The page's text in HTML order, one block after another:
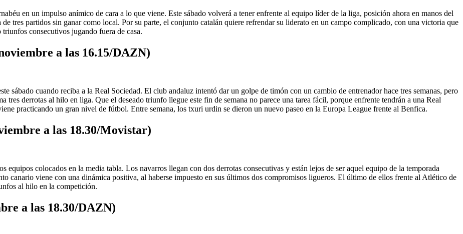
en un impulso anímico de cara a lo que viene. Este sábado volverá a tener enfrente al equipo líder de la liga, posición ahora en manos del
tres partidos sin ganar como local. Por su parte, el conjunto catalán quiere refrendar su liderato en un campo complicado, con una victoria que
consecutivos jugando fuera de casa.
a las 16.15/DAZN)
sábado cuando reciba a la Real Sociedad. El club andaluz intentó dar un golpe de timón con un cambio de entrenador hace tres semanas, pero
derrotas al hilo en liga. Que el deseado triunfo llegue este fin de semana no parece una tarea fácil, porque enfrente tendrán a una Real
practicando un gran nivel de fútbol. Entre semana, los txuri urdin se dieron un nuevo paseo en la Europa League frente al Benfica.
a las 18.30/Movistar)
equipos colocados en la media tabla. Los navarros llegan con dos derrotas consecutivas y están lejos de ser aquel equipo de la temporada
canario viene con una dinámica positiva, al haberse impuesto en sus últimos dos compromisos ligueros. El último de ellos frente al Atlético de
al hilo en la competición.
a las 18.30/DAZN)